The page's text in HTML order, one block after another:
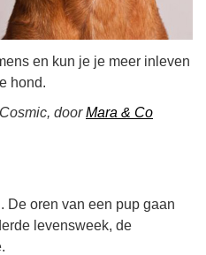
en kun je je meer inleven
hond.
doorMara & Co
De oren van een pup gaan
levensweek, de